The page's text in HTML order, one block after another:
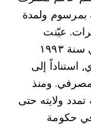
بمرسوم ولمدة
عيّنت
حكومة الرئيس الشهيد رفيق الحريري سنة ١٩٩٣
إلى
ومنذ
ولايته حتى
في حكومة